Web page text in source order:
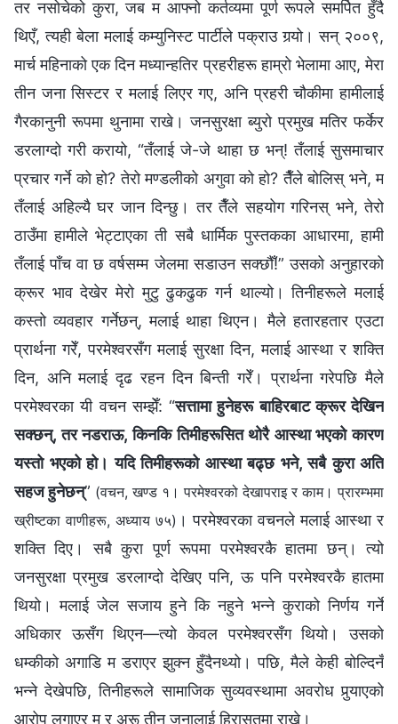
तर नसोचेको कुरा, जब म आफ्नो कर्तव्यमा पूर्ण रूपले समर्पित हुँदै
थिएँ, त्यही बेला मलाई कम्युनिस्ट पार्टीले पक्राउ गर्‍यो। सन् २००९,
मार्च महिनाको एक दिन मध्यान्हतिर प्रहरीहरू हाम्रो भेलामा आए, मेरा
तीन जना सिस्टर र मलाई लिएर गए, अनि प्रहरी चौकीमा हामीलाई
गैरकानुनी रूपमा थुनामा राखे। जनसुरक्षा ब्युरो प्रमुख मतिर फर्केर
डरलाग्दो गरी करायो, “तँलाई जे-जे थाहा छ भन्! तँलाई सुसमाचार
प्रचार गर्ने को हो? तेरो मण्डलीको अगुवा को हो? तैँले बोलिस् भने, म
तँलाई अहिल्यै घर जान दिन्छु। तर तैँले सहयोग गरिनस् भने, तेरो
ठाउँमा हामीले भेट्टाएका ती सबै धार्मिक पुस्तकका आधारमा, हामी
तँलाई पाँच वा छ वर्षसम्म जेलमा सडाउन सक्छौँ!” उसको अनुहारको
क्रूर भाव देखेर मेरो मुटु ढुकढुक गर्न थाल्यो। तिनीहरूले मलाई
कस्तो व्यवहार गर्नेछन्, मलाई थाहा थिएन। मैले हतारहतार एउटा
प्रार्थना गरेँ, परमेश्‍वरसँग मलाई सुरक्षा दिन, मलाई आस्था र शक्ति
दिन, अनि मलाई दृढ रहन दिन बिन्ती गरेँ। प्रार्थना गरेपछि मैले
परमेश्‍वरका यी वचन सम्झेँ: “सत्तामा हुनेहरू बाहिरबाट क्रूर देखिन
सक्छन्, तर नडराऊ, किनकि तिमीहरूसित थोरै आस्था भएको कारण
यस्तो भएको हो। यदि तिमीहरूको आस्था बढ्छ भने, सबै कुरा अति
सहज हुनेछन्” (वचन, खण्ड १। परमेश्‍वरको देखापराइ र काम। प्रारम्‍भमा
ख्रीष्‍टका वाणीहरू, अध्याय ७५) । परमेश्‍वरका वचनले मलाई आस्था र
शक्ति दिए। सबै कुरा पूर्ण रूपमा परमेश्‍वरकै हातमा छन्। त्यो
जनसुरक्षा प्रमुख डरलाग्दो देखिए पनि, ऊ पनि परमेश्‍वरकै हातमा
थियो। मलाई जेल सजाय हुने कि नहुने भन्ने कुराको निर्णय गर्ने
अधिकार ऊसँग थिएन—त्यो केवल परमेश्‍वरसँग थियो। उसको
धम्कीको अगाडि म डराएर झुक्न हुँदैनथ्यो। पछि, मैले केही बोल्दिनँ
भन्ने देखेपछि, तिनीहरूले सामाजिक सुव्यवस्थामा अवरोध पुर्‍याएको
आरोप लगाएर म र अरू तीन जनालाई हिरासतमा राखे।